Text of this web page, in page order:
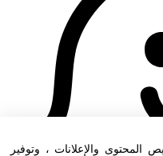
المحتوى والإعلانات ، وتوفير